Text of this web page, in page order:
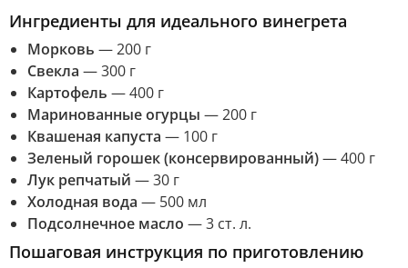
Ингредиенты для идеального винегрета
Морковь — 200 г
Свекла — 300 г
Картофель — 400 г
Маринованные огурцы — 200 г
Квашеная капуста — 100 г
Зеленый горошек (консервированный)— 400 г
Лук репчатый — 30 г
Холодная вода — 500 мл
Подсолнечное масло — 3 ст. л.
Пошаговая инструкция по приготовлению